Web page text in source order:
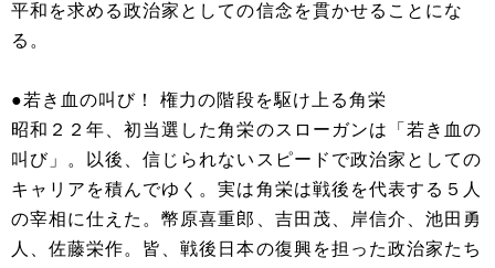
平和を求める政治家としての信念を貫かせることにな
る。
●若き血の叫び！ 権力の階段を駆け上る角栄
昭和２２年、初当選した角栄のスローガンは「若き血の
叫び」。以後、信じられないスピードで政治家としての
キャリアを積んでゆく。実は角栄は戦後を代表する５人
の宰相に仕えた。幣原喜重郎、吉田茂、岸信介、池田勇
人、佐藤栄作。皆、戦後日本の復興を担った政治家たち